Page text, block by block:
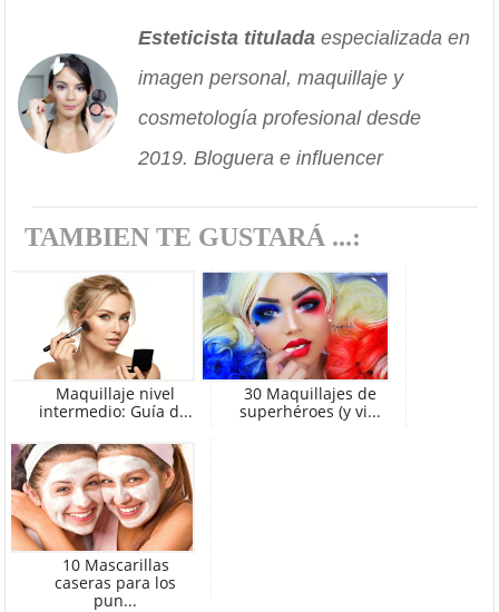
Esteticista tituladaespecializada en
imagen personal, maquillaje y
cosmetología profesional desde
2019. Bloguera e influencer
TAMBIEN TE GUSTARÁ ...:
Maquillaje nivel
intermedio: Guía d...
30 Maquillajes de
superhéroes (y vi...
10 Mascarillas
caseras para los
pun...